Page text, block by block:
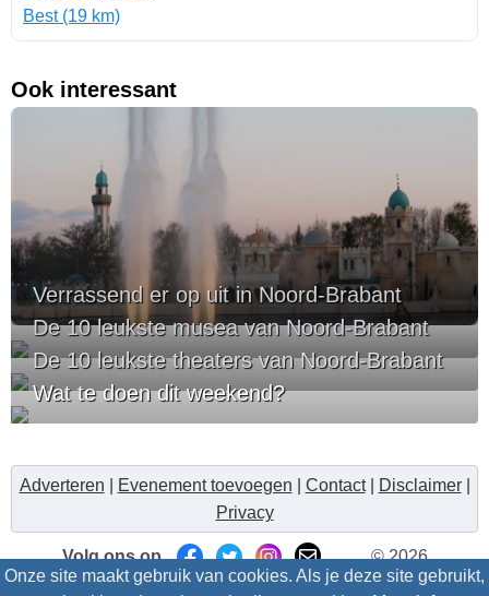
Onze site maakt gebruik van cookies. Als je deze site gebruikt,
Best (19 km)
Ook interessant
Verrassend er op uit in Noord-Brabant
De 10 leukste musea van Noord-Brabant
De 10 leukste theaters van Noord-Brabant
Wat te doen dit weekend?
Adverteren Evenement toevoegen Contact| Disclaimer|
Privacy
Volg ons op
© 2026
Uitzinnig.nl/intris- Alle rechten voorbehouden